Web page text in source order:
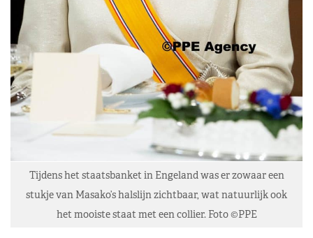
Tijdens het staatsbanket in Engeland was er zowaar een
stukje van Masako’s halslijn zichtbaar, wat natuurlijk ook
het mooiste staat met een collier. Foto ©PPE